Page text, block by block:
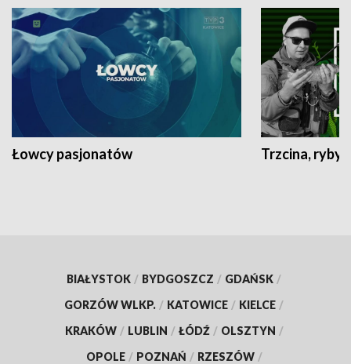
Łowcy pasjonatów Trzcina, ryby
BIAŁYSTOK / BYDGOSZCZ / GDAŃSK /
GORZÓW WLKP. / KATOWICE / KIELCE /
KRAKÓW / LUBLIN / ŁÓDŹ / OLSZTYN /
OPOLE / POZNAŃ / RZESZÓW /